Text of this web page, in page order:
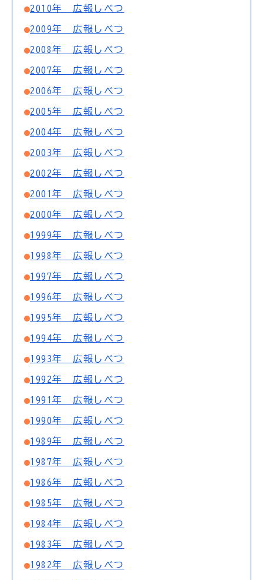
2010年 広報しべつ
2009年 広報しべつ
2008年 広報しべつ
2007年 広報しべつ
2006年 広報しべつ
2005年 広報しべつ
2004年 広報しべつ
2003年 広報しべつ
2002年 広報しべつ
2001年 広報しべつ
2000年 広報しべつ
1999年 広報しべつ
1998年 広報しべつ
1997年 広報しべつ
1996年 広報しべつ
1995年 広報しべつ
1994年 広報しべつ
1993年 広報しべつ
1992年 広報しべつ
1991年 広報しべつ
1990年 広報しべつ
1989年 広報しべつ
1987年 広報しべつ
1986年 広報しべつ
1985年 広報しべつ
1984年 広報しべつ
1983年 広報しべつ
1982年 広報しべつ